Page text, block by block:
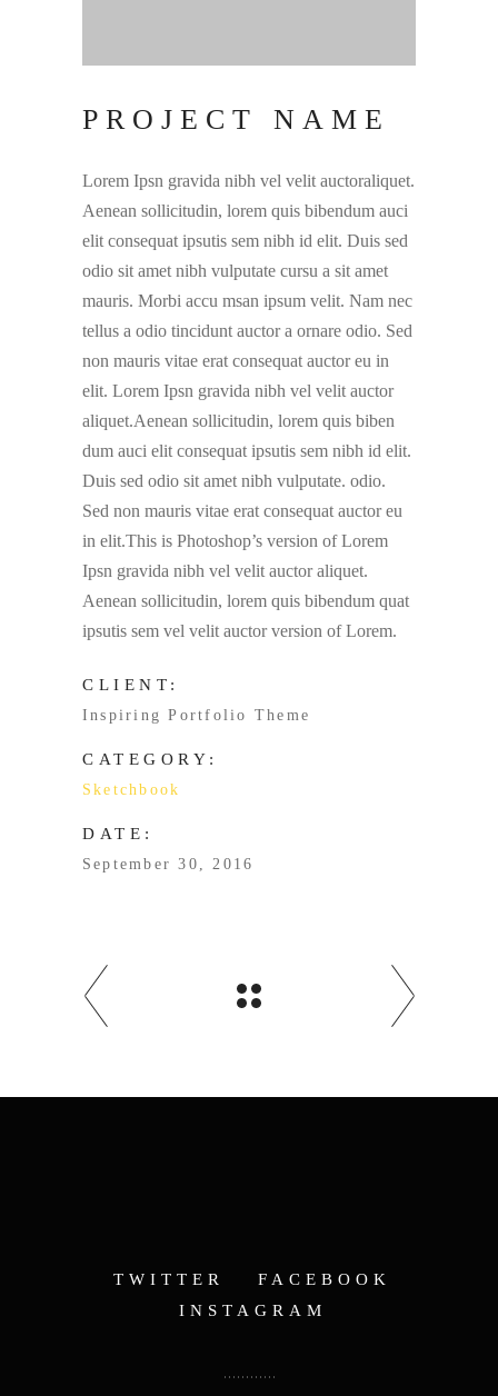
PROJECT NAME
Lorem Ipsn gravida nibh vel velit auctoraliquet.
Aenean sollicitudin, lorem quis bibendum auci
elit consequat ipsutis sem nibh id elit. Duis sed
odio sit amet nibh vulputate cursu a sit amet
mauris. Morbi accu msan ipsum velit. Nam nec
tellus a odio tincidunt auctor a ornare odio. Sed
non mauris vitae erat consequat auctor eu in
elit. Lorem Ipsn gravida nibh vel velit auctor
aliquet.Aenean sollicitudin, lorem quis biben
dum auci elit consequat ipsutis sem nibh id elit.
Duis sed odio sit amet nibh vulputate. odio.
Sed non mauris vitae erat consequat auctor eu
in elit.This is Photoshop’s version of Lorem
Ipsn gravida nibh vel velit auctor aliquet.
Aenean sollicitudin, lorem quis bibendum quat
ipsutis sem vel velit auctor version of Lorem.
CLIENT:
Inspiring Portfolio Theme
CATEGORY:
Sketchbook
DATE:
September 30, 2016
TWITTER
FACEBOOK
INSTAGRAM